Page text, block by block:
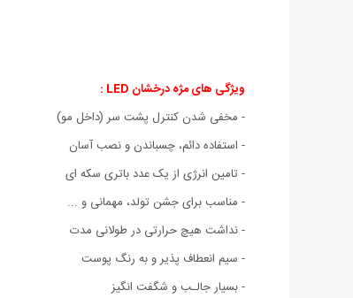
ویژگی های مژه درخشان LED :
- مخفی شدن کنترل پشت سر (داخل مو)
- استفاده دائم، چسباندن و نصب آسان
- تامین انرژی از یک عدد باتری سکه ای
- مناسب برای جشن تولد، مهمانی و ...
- نداشت هیچ حرارتی در طولانی مدت
- سیم انعطاف پذیر و به رنگ پوست
- بسیار جالـب و شگفت انگیز